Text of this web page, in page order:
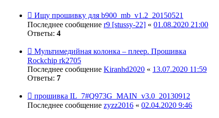
Ищу прошивку для b900_mb_v1.2_20150521
Последнее сообщение r9 [stussy-22] « 01.08.2020 21:00
Ответы: 4
Мультимедийная колонка – плеер. Прошивка
Rockchip rk2705
Последнее сообщение Kiranhd2020 « 13.07.2020 11:59
Ответы: 7
прошивка IL_7#Q973G_MAIN_v3.0_20130912
Последнее сообщение zyzz2016 « 02.04.2020 9:46